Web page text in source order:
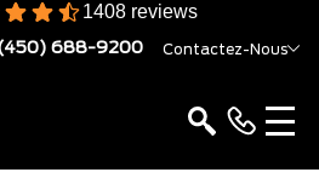
1408 reviews
688-9200 Contactez-Nous